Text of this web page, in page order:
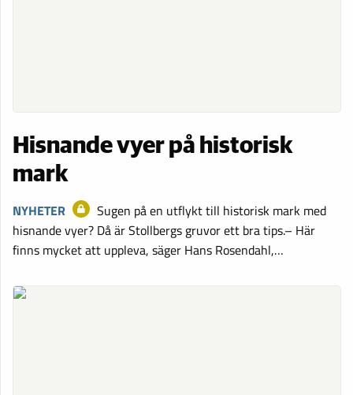
Hisnande vyer på historisk
mark
NYHETER
Sugen på en utflykt till historisk mark med
hisnande vyer? Då är Stollbergs gruvor ett bra tips.– Här
finns mycket att uppleva, säger Hans Rosendahl,…